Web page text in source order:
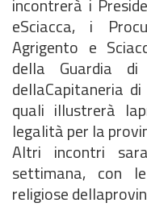
incontrerà i
eSciacca, i
Agrigento e
della Guardia
dellaCapitaneria
quali illustrerà
legalità per la
Altri incontri
settimana, con
religiose